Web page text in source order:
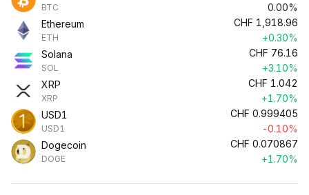
BTC
0.00%
Ethereum
ETH
CHF 1,918.96
+0.30%
Solana
SOL
CHF 76.16
+3.10%
XRP
XRP
CHF 1.042
+1.70%
USD1
USD1
CHF 0.999405
-0.10%
Dogecoin
DOGE
CHF 0.070867
+1.70%